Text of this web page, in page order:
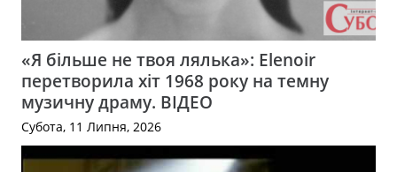
«Я більше не твоя лялька»: Elenoir
перетворила хіт 1968 року на темну
музичну драму. ВІДЕО
Субота, 11 Липня, 2026